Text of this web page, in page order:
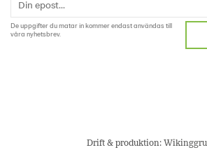
De uppgifter du matar in kommer endast användas till
våra nyhetsbrev.
Drift & produktion: